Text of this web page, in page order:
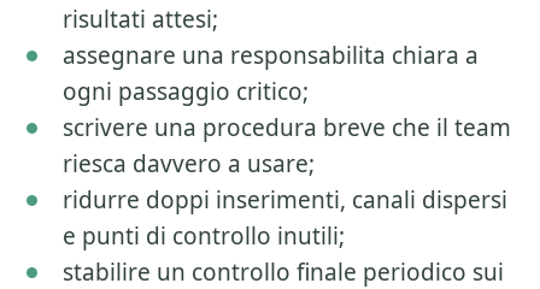
risultati attesi;
assegnare una responsabilita chiara a
ogni passaggio critico;
scrivere una procedura breve che il team
riesca davvero a usare;
ridurre doppi inserimenti, canali dispersi
e punti di controllo inutili;
stabilire un controllo finale periodico sui